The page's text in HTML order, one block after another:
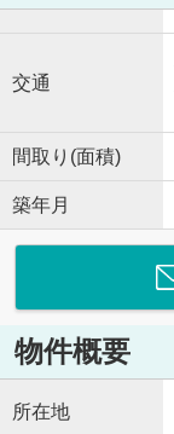
交通
間取り(面積)
築年月
物件概要
所在地